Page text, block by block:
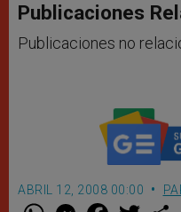
Publicaciones
Publicaciones no
ABRIL 12, 2008 00:00
W M F